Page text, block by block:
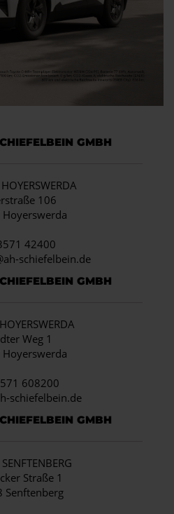
GMBH
106
42400
schiefelbein.de
GMBH
Weg 1
608200
schiefelbein.de
GMBH
Straße 1
Senftenberg